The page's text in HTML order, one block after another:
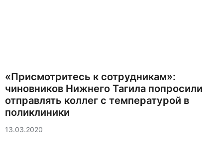
«Присмотритесь к сотрудникам»:
чиновников Нижнего Тагила попросили
отправлять коллег с температурой в
поликлиники
13.03.2020